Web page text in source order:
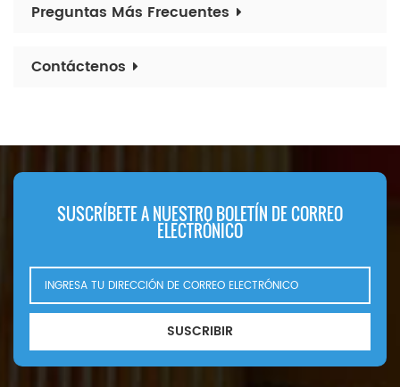
Preguntas Más Frecuentes
Contáctenos
SUSCRÍBETE A NUESTRO BOLETÍN DE CORREO
ELECTRÓNICO
SUSCRIBIR